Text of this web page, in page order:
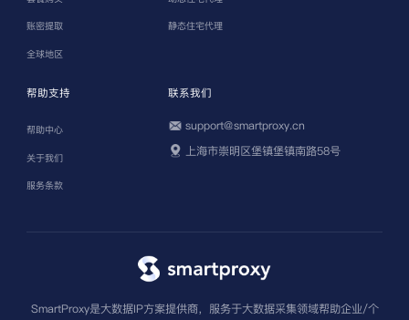
账密提取
全球地区
静态住宅代理
帮助支持
帮助中心
关于我们
服务条款
联系我们
support@smartproxy.cn
上海市崇明区堡镇堡镇南路58号
SmartProxy是大数据IP方案提供商，服务于大数据采集领域帮助企业/个